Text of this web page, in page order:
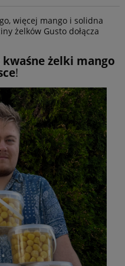
więcej mango i solidna
żelków Gusto dołącza
żelki mango
!